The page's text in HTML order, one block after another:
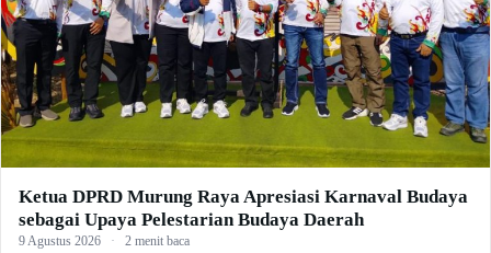
Ketua DPRD Murung Raya Apresiasi Karnaval Budaya
sebagai Upaya Pelestarian Budaya Daerah
9 Agustus 2026 · 2 menit baca